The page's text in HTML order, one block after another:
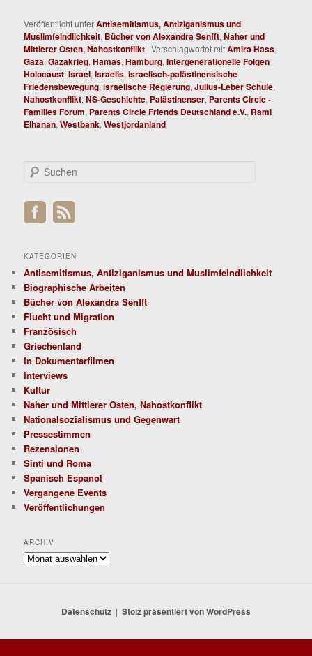
Veröffentlicht unterAntisemitismus, Antiziganismus und
Muslimfeindlichkeit, Bücher von Alexandra Senfft,Naher und
Mittlerer Osten, Nahostkonflikt |Verschlagwortet mitAmira Hass,
Gaza,Gazakrieg,Hamas,Hamburg,Intergenerationelle Folgen
Holocaust,Israel,Israelis,israelisch-palästinensische
Friedensbewegung,israelische Regierung,Julius-Leber Schule,
Nahostkonflikt,NS-Geschichte, Palästinenser, Parents Circle -
Families Forum, Parents Circle Friends Deutschland e.V., Rami
Elhanan,Westbank,Westjordanland
h
e
KATEGORIEN
Antisemitismus, Antiziganismus und Muslimfeindlichkeit
Biographische Arbeiten
Bücher von Alexandra Senfft
Flucht und Migration
Französisch
Griechenland
In Dokumentarfilmen
Interviews
Kultur
Naher und Mittlerer Osten, Nahostkonflikt
Nationalsozialismus und Gegenwart
Pressestimmen
Rezensionen
Sinti und Roma
Spanisch Espanol
Vergangene Events
Veröffentlichungen
ARCHIV
Archiv
Datenschutz Stolz präsentiert von WordPress